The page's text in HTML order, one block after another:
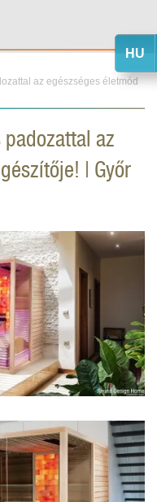
az egészséges életmód
az
| Győr
HU